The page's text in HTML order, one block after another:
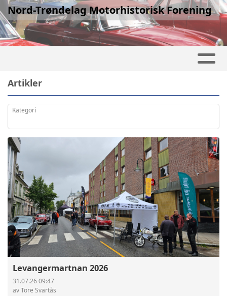
Nord-Trøndelag Motorhistorisk Forening
Artikler
Kategori
Levangermartnan 2026
31.07.26 09:47
av Tore Svartås